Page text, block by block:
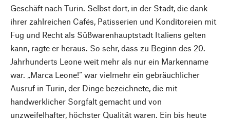
Geschäft nach Turin. Selbst dort, in der Stadt, die dank
ihrer zahlreichen Cafés, Patisserien und Konditoreien mit
Fug und Recht als Süßwarenhauptstadt Italiens gelten
kann, ragte er heraus. So sehr, dass zu Beginn des 20.
Jahrhunderts Leone weit mehr als nur ein Markenname
war. „Marca Leone!“ war vielmehr ein gebräuchlicher
Ausruf in Turin, der Dinge bezeichnete, die mit
handwerklicher Sorgfalt gemacht und von
unzweifelhafter, höchster Qualität waren. Ein bis heute